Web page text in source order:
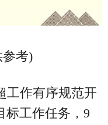
考)
工作有序规范开
标工作任务，9